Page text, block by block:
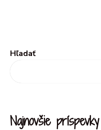
Hľadať
Najnovšie príspevky